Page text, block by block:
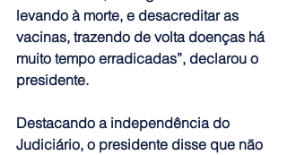
levando à morte, e desacreditar as
vacinas, trazendo de volta doenças há
muito tempo erradicadas”, declarou o
presidente.
Destacando a independência do
Judiciário, o presidente disse que não